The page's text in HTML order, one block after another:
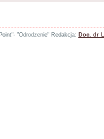
"Odrodzenie" Redakcja: Doc. dr